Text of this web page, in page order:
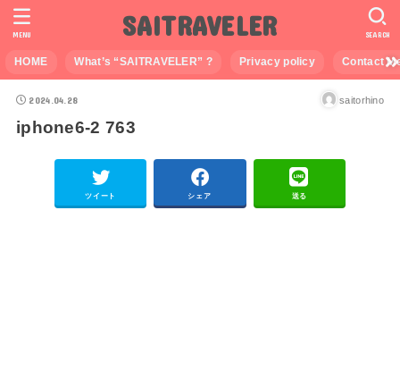
SAITRAVELER
HOME What’s “SAITRAVELER” ? Privacy policy Contact
SEARCH
MENU
2024.04.28 saitorhino
iphone6-2 763
ツイート シェア 送る